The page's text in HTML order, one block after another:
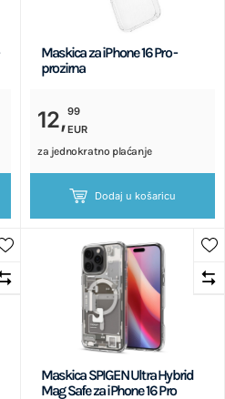
Maskica za iPhone 16 Pro -
prozirna
12,99
EUR
za jednokratno plaćanje
Dodaj u košaricu
Maskica SPIGEN Ultra Hybrid
Mag Safe za iPhone 16 Pro